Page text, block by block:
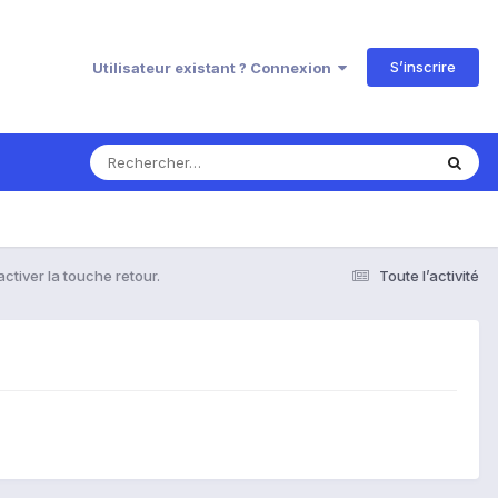
Utilisateur existant ? Connexion S’inscrire
Toute l’activité
la touche retour.